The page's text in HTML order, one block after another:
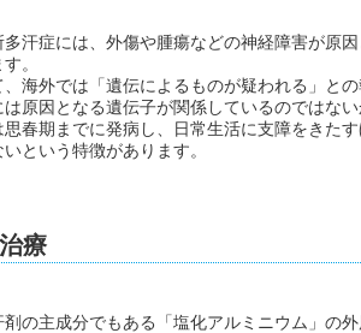
汗症には、外傷や腫瘍などの神経障害が原
。
海外では「遺伝によるものが疑われる」と
原因となる遺伝子が関係しているのではない
思春期までに発病し、日常生活に支障をきた
という特徴があります。
療
の主成分でもある「塩化アルミニウム」の